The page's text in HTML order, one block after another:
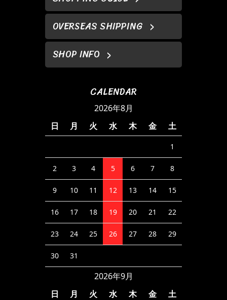
OVERSEAS SHIPPING
SHOP INFO
CALENDAR
2026年8月
日
月 火 水 木 金 土
1
2 3 4 5 6 7 8
9 10 11 12 13 14 15
16 17 18 19 20 21 22
23 24 25 26 27 28 29
30 31
2026年9月
日
月 火 水 木 金 土